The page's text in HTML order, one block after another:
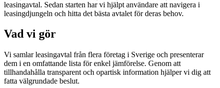
leasingavtal. Sedan starten har vi hjälpt användare att navigera i
leasingdjungeln och hitta det bästa avtalet för deras behov.
Vad vi gör
Vi samlar leasingavtal från flera företag i Sverige och presenterar
dem i en omfattande lista för enkel jämförelse. Genom att
tillhandahålla transparent och opartisk information hjälper vi dig att
fatta välgrundade beslut.